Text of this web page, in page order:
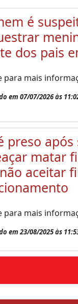
é
dos pais
para mais
em 07/07/2026 às
preso
matar
aceitar
para mais
em 23/08/2025 às